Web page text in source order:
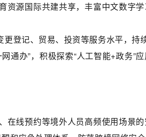
资源国际共建共享，丰富中文数字
登记、贸易、投资等服务水平，持
通办”，积极探索“人工智能+政务”
在线预约等境外人员高频使用场景